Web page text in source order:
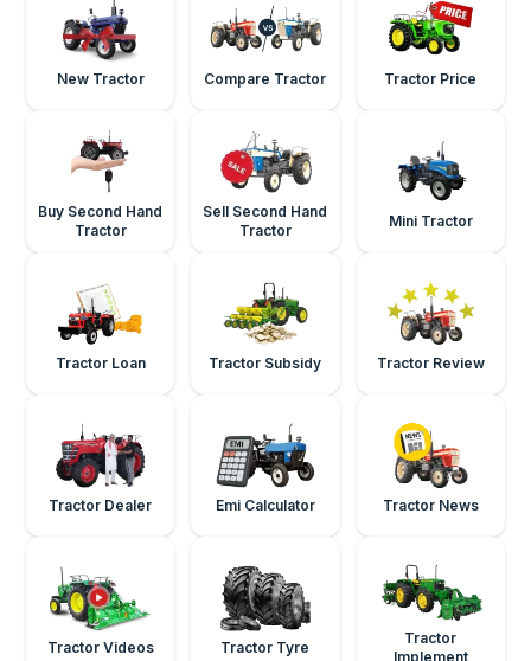
New Tractor Compare Tractor Tractor Price
Buy Second Hand
Tractor
Sell Second Hand
Tractor
Mini Tractor
Tractor Loan Tractor Subsidy Tractor Review
Tractor Dealer Emi Calculator Tractor News
Tractor Videos Tractor Tyre
Tractor
Implement